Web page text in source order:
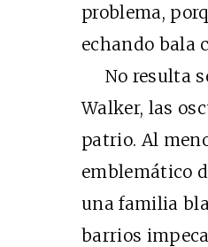
problema,
echando bala
No resulta
Walker, las
patrio. Al
emblemático
una familia
barrios